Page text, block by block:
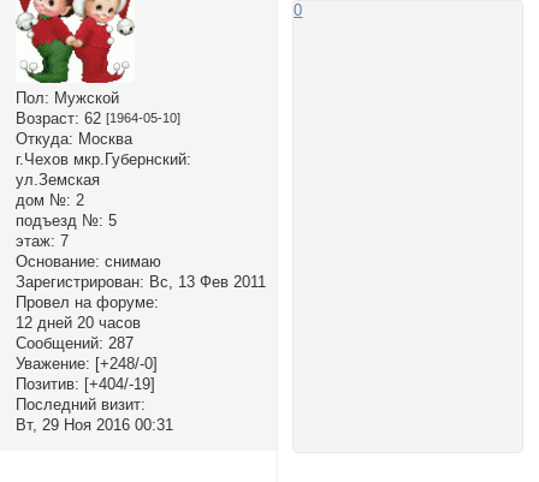
Пол: Мужской
Возраст: 62 [1964-05-10]
Откуда: Москва
г.Чехов мкр.Губернский:
ул.Земская
дом №: 2
подъезд №: 5
этаж: 7
Основание: снимаю
Зарегистрирован: Вс, 13 Фев 2011
Провел на форуме:
12 дней 20 часов
Сообщений: 287
Уважение: [+248/-0]
Позитив: [+404/-19]
Последний визит:
Вт, 29 Ноя 2016 00:31
0